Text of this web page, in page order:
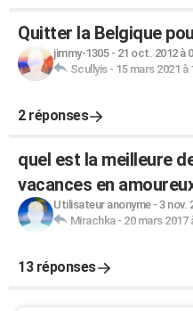
Quitter la Belgique
jimmy-1305- 21 oct. 2012 à
Scullyis- 15 mars 2021 à
2 réponses
quel est la meilleure
vacances en
Utilisateur anonyme- 3 nov.
Mirachka- 20 mars 2017
13 réponses